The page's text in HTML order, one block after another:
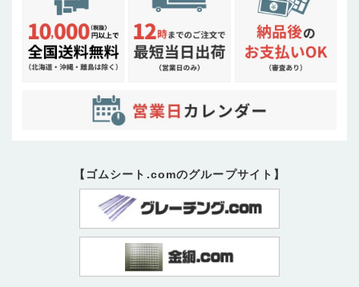
【ゴムシート.comのグループサイト】